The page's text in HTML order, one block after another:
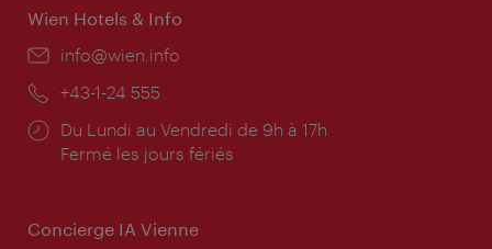
Wien Hotels & Info
E-
info@wien.info
Téléphone:
+43-1-24 555
Horaires
d'ouverture:
Du Lundi au Vendredi de 9h à 17h
Fermé les jours fériés
Concierge IA Vienne